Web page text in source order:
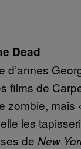
Dead
d’armes
films de
zombie, mais
les
de New